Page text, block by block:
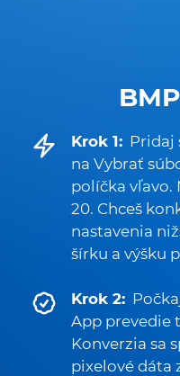
Krok 1: Pridaj
na Vybrať
políčka vľavo.
20. Chceš
nastavenia
šírku a výšku
Krok 2:
App prevedie
Konverzia sa
pixelové dáta